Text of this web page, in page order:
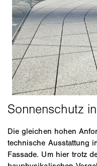
Die gleichen hohen
technische Ausstattung
Fassade. Um hier trotz